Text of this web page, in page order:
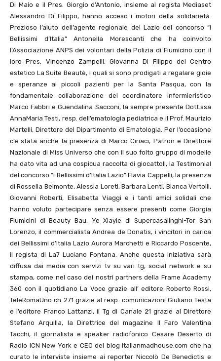
Di Maio e il Pres. Giorgio d’Antonio, insieme al regista Mediaset
Alessandro Di Filippo, hanno acceso i motori della solidarietà.
Prezioso l’aiuto dell’agente regionale del Lazio del concorso “i
Bellissimi d’Italia” Antonella Morescanti che ha coinvolto
l’Associazione ANPS dei volontari della Polizia di Fiumicino con il
loro Pres. Vincenzo Zampelli, Giovanna Di Filippo del Centro
estetico La Suite Beautè, i quali si sono prodigati a regalare gioie
e speranze ai piccoli pazienti per la Santa Pasqua, con la
fondamentale collaborazione del coordinatore infermieristico
Marco Fabbri e Guendalina Sacconi, la sempre presente Dott.ssa
AnnaMaria Testi, resp. dell’ematologia pediatrica e il Prof. Maurizio
Martelli, Direttore del Dipartimento di Ematologia. Per l’occasione
c’è stata anche la presenza di Marco Ciriaci, Patron e Direttore
Nazionale di Miss Universo che con il suo folto gruppo di modelle
ha dato vita ad una cospicua raccolta di giocattoli, la Testimonial
del concorso “i Bellissimi d’Italia Lazio” Flavia Cappelli, la presenza
di Rossella Belmonte, Alessia Loreti, Barbara Lenti, Bianca Vertolli,
Giovanni Roberti, Elisabetta Viaggi e i tanti amici solidali che
hanno voluto partecipare senza essere presenti come Giorgia
Fiumicini di Beauty Bau, Ye Xiayie di Supercasalinghi-Tor San
Lorenzo, il commercialista Andrea de Donatis, i vincitori in carica
dei Bellissimi d’Italia Lazio Aurora Marchetti e Riccardo Poscente,
il regista di La7 Luciano Fontana. Anche questa iniziativa sarà
diffusa dai media con servizi tv su vari tg, social network e su
stampa, come nel caso dei nostri partners della Frame Academy
360 con il quotidiano La Voce grazie all’ editore Roberto Rossi,
TeleRomaUno ch 271 grazie al resp. comunicazioni Giuliano Testa
e l’editore Franco Lattanzi, il Tg di Canale 21 grazie al Direttore
Stefano Arquilla, la Direttrice del magazine Il Faro Valentina
Tacchi, il giornalista e speaker radiofonico Cesare Deserto di
Radio ICN New York e CEO del blog italianmadhouse.com che ha
curato le interviste insieme ai reporter Niccolò De Benedictis e